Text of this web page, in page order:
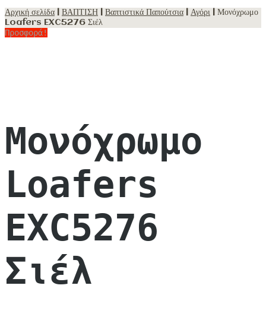
Αρχική σελίδα ΒΑΠΤΙΣΗ Βαπτιστικά Παπούτσια Αγόρι | Μονόχρωμο
Loafers EXC5276 Σιέλ
Προσφορά!
Μονόχρωμο
Loafers
EXC5276
Σιέλ